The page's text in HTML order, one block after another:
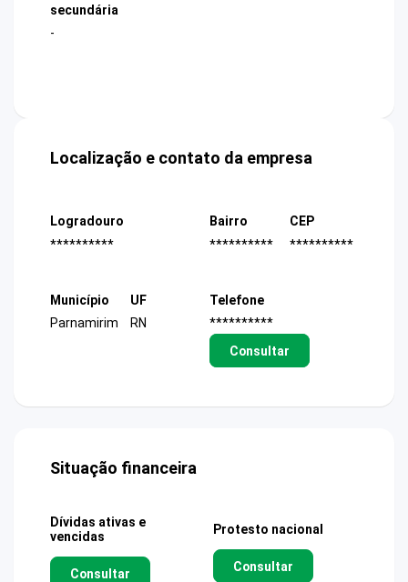
secundária
-
Localização e contato da empresa
Logradouro
**********
Bairro
**********
CEP
**********
Município
Parnamirim
UF
RN
Telefone
**********
Consultar
Situação financeira
Dívidas ativas e
vencidas
Consultar
Protesto nacional
Consultar